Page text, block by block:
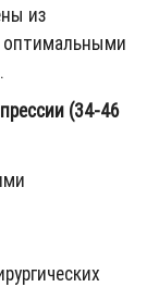
из
оптимальными
(34-46